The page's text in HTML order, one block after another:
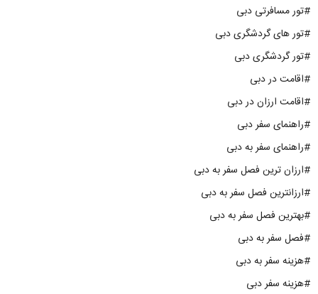
#تور مسافرتی دبی
#تور های گردشگری دبی
#تور گردشگری دبی
#اقامت در دبی
#اقامت ارزان در دبی
#راهنمای سفر دبی
#راهنمای سفر به دبی
#ارزان ترین فصل سفر به دبی
#ارزانترین فصل سفر به دبی
#بهترین فصل سفر به دبی
#فصل سفر به دبی
#هزینه سفر به دبی
#هزینه سفر دبی